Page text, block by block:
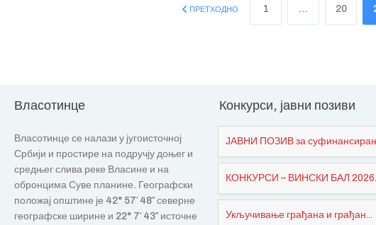
ПРЕТХОДНО 1 … 20
Власотинце
Власотинце се налази у југоисточној
Србији и простире на подручју доњег и
средњег слива реке Власине и на
обронцима Суве планине. Географски
положај општине је 42° 57′ 48″ северне
географске ширине и 22° 7′ 43″ источне
Конкурси, јавни позиви
ЈАВНИ ПОЗИВ за
КОНКУРСИ – ВИНСКИ БАЛ
Укључивање грађана и грађан...